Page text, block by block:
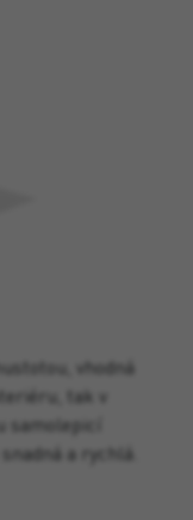
vhodná
tak v
a rychlá.